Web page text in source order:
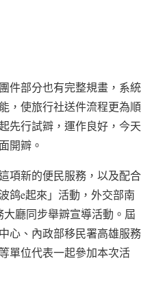
件部分也有完整規畫，系統
，使旅行社送件流程更為順
先行試辧，運作良好，今天
開辧。
項新的便民服務，以及配合
鸽e起來」活動，外交部南
廳同步舉辧宣導活動。屆
心、內政部移民署高雄服務
單位代表一起參加本次活